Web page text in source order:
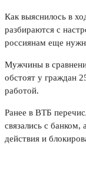
Как выяснилось в
разбираются с
россиянам еще
Мужчины в
обстоят у граждан
работой.
Ранее в ВТБ
связались с
действия и